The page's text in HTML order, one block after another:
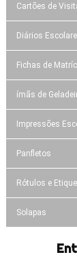
Cartões de
Diários
Fichas de
ímãs de
Impressões
Panfletos
Rótulos e
Solapas